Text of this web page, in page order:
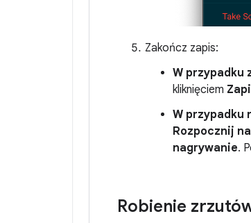
Zakończ zapis:
W przypadku
kliknięciem
W przypadku
Rozpocznij
nagrywanie.
Robienie